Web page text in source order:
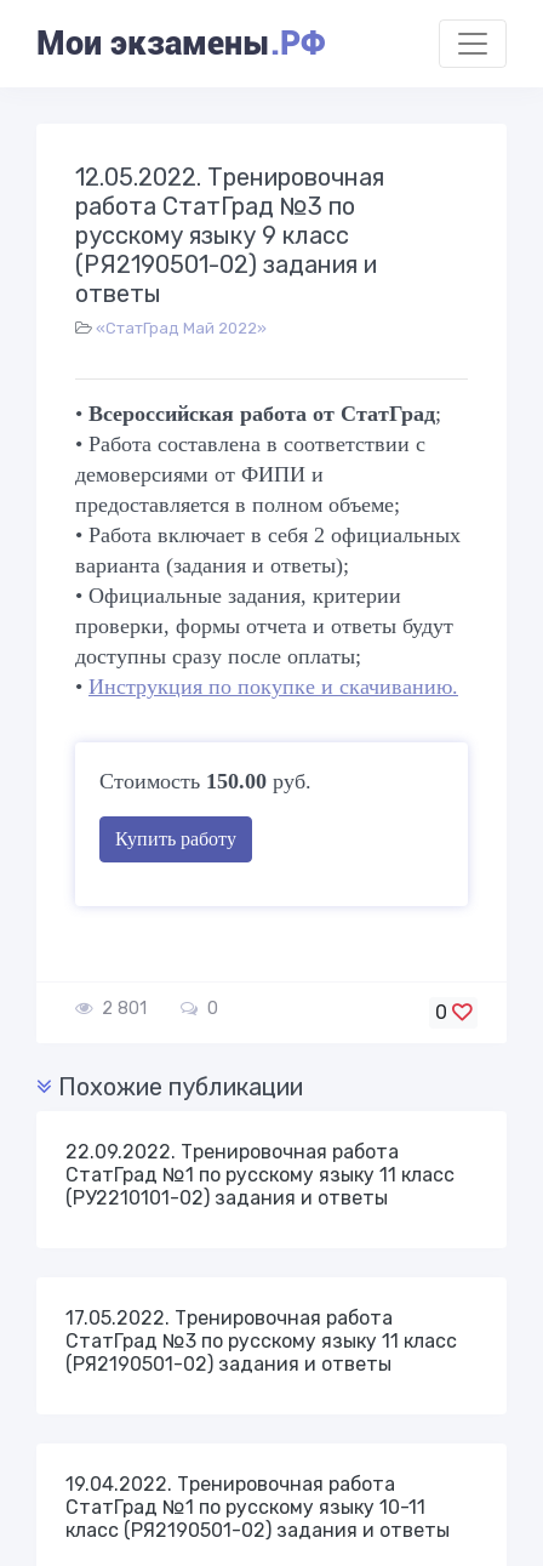
Мои экзамены.РФ
12.05.2022. Тренировочная
работа СтатГрад №3 по
русскому языку 9 класс
(РЯ2190501-02) задания и
ответы
«СтатГрад Май 2022»
• Всероссийская работа от СтатГрад;
• Работа составлена в соответствии с
демоверсиями от ФИПИ и
предоставляется в полном объеме;
• Работа включает в себя 2 официальных
варианта (задания и ответы);
• Официальные задания, критерии
проверки, формы отчета и ответы будут
доступны сразу после оплаты;
• Инструкция по покупке и скачиванию.
Стоимость 150.00 руб.
Купить работу
2 801 0 0
Похожие публикации
22.09.2022. Тренировочная работа
СтатГрад №1 по русскому языку 11 класс
(РУ2210101-02) задания и ответы
17.05.2022. Тренировочная работа
СтатГрад №3 по русскому языку 11 класс
(РЯ2190501-02) задания и ответы
19.04.2022. Тренировочная работа
СтатГрад №1 по русскому языку 10-11
класс (РЯ2190501-02) задания и ответы